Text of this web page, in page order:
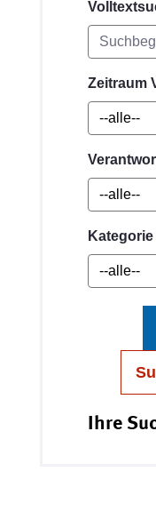
Zeitraum
Kategorie
Ihre